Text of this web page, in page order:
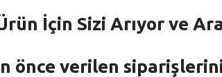
İçin Sizi Arıyor ve
önce verilen